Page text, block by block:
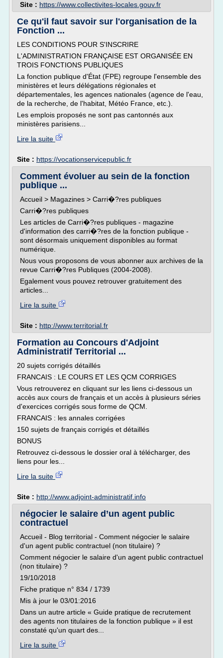
Site : https://www.collectivites-locales.gouv.fr
Ce qu'il faut savoir sur l'organisation de la
Fonction ...
LES CONDITIONS POUR S'INSCRIRE
L'ADMINISTRATION FRANÇAISE EST ORGANISÉE EN
TROIS FONCTIONS PUBLIQUES
La fonction publique d'État (FPE) regroupe l'ensemble des
ministères et leurs délégations régionales et
départementales, les agences nationales (agence de l'eau,
de la recherche, de l'habitat, Météo France, etc.).
Les emplois proposés ne sont pas cantonnés aux
ministères parisiens...
Lire la suite
Site : https://vocationservicepublic.fr
Comment évoluer au sein de la fonction
publique ...
Accueil > Magazines > Carri�?res publiques
Carri�?res publiques
Les articles de Carri�?res publiques - magazine
d'information des carri�?res de la fonction publique -
sont désormais uniquement disponibles au format
numérique.
Nous vous proposons de vous abonner aux archives de la
revue Carri�?res Publiques (2004-2008).
Egalement vous pouvez retrouver gratuitement des
articles...
Lire la suite
Site : http://www.territorial.fr
Formation au Concours d'Adjoint
Administratif Territorial ...
20 sujets corrigés détaillés
FRANCAIS : LE COURS ET LES QCM CORRIGES
Vous retrouverez en cliquant sur les liens ci-dessous un
accès aux cours de français et un accès à plusieurs séries
d'exercices corrigés sous forme de QCM.
FRANCAIS : les annales corrigées
150 sujets de français corrigés et détaillés
BONUS
Retrouvez ci-dessous le dossier oral à télécharger, des
liens pour les...
Lire la suite
Site : http://www.adjoint-administratif.info
négocier le salaire d’un agent public
contractuel
Accueil - Blog territorial - Comment négocier le salaire
d'un agent public contractuel (non titulaire) ?
Comment négocier le salaire d'un agent public contractuel
(non titulaire) ?
19/10/2018
Fiche pratique n° 834 / 1739
Mis à jour le 03/01:2016
Dans un autre article « Guide pratique de recrutement
des agents non titulaires de la fonction publique » il est
constaté qu'un quart des...
Lire la suite